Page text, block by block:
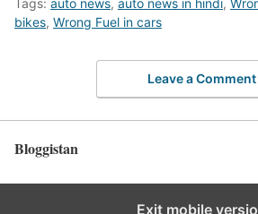
Tags: auto news, auto news in hindi,
bikes, Wrong Fuel in cars
Leave a Comment
Bloggistan
Exit mobile